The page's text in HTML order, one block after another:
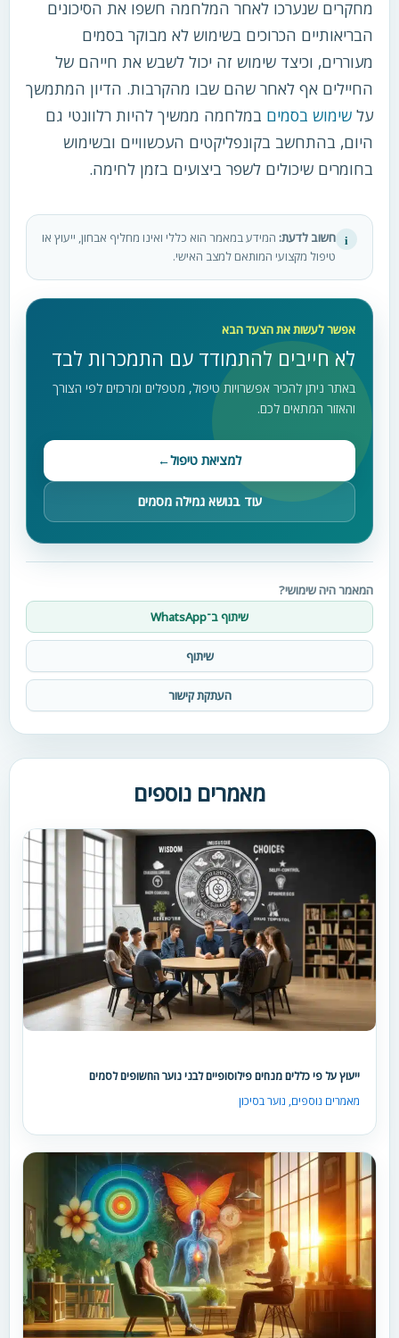
מחקרים שנערכו לאחר המלחמה חשפו את הסיכונים
הבריאותיים הכרוכים בשימוש לא מבוקר בסמים
מעוררים, וכיצד שימוש זה יכול לשבש את חייהם של
החיילים אף לאחר שהם שבו מהקרבות. הדיון המתמשך
על שימוש בסמים במלחמה ממשיך להיות רלוונטי גם
היום, בהתחשב בקונפליקטים העכשוויים ובשימוש
בחומרים שיכולים לשפר ביצועים בזמן לחימה.
i חשוב לדעת: המידע במאמר הוא כללי ואינו מחליף אבחון, ייעוץ או
טיפול מקצועי המותאם למצב האישי.
אפשר לעשות את הצעד הבא
לא חייבים להתמודד עם התמכרות לבד
באתר ניתן להכיר אפשרויות טיפול, מטפלים ומרכזים לפי הצורך
והאזור המתאים לכם.
למציאת טיפול←
עוד בנושא גמילה מסמים
המאמר היה שימושי?
שיתוף ב־WhatsApp
שיתוף
העתקת קישור
מאמרים נוספים
ייעוץ על פי כללים מנחים פילוסופיים לבני נוער החשופים לסמים
מאמרים נוספים, נוער בסיכון